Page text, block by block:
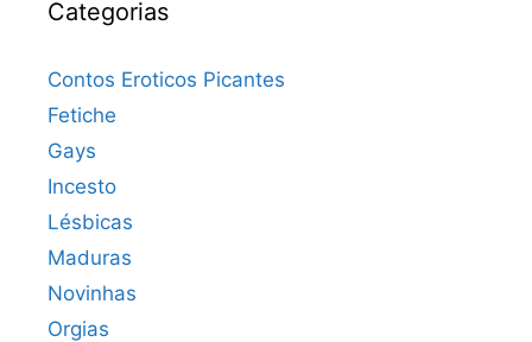
Categorias
Contos Eroticos Picantes
Fetiche
Gays
Incesto
Lésbicas
Maduras
Novinhas
Orgias